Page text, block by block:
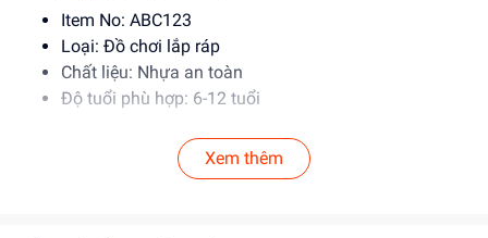
Item No: ABC123
Loại: Đồ chơi lắp ráp
Chất liệu: Nhựa an toàn
Độ tuổi phù hợp: 6-12 tuổi
Hướng Dẫn Sử Dụng
Đọc kỹ hướng dẫn trước khi sử dụng
Xem thêm